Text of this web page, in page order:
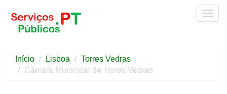
Início Lisboa
Torres Vedras
Câmara Municipal de Torres Vedras